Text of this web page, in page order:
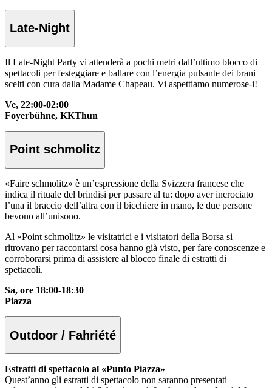
Late-Night
Il Late-Night Party vi attenderà a pochi metri dall’ultimo blocco di
spettacoli per festeggiare e ballare con l’energia pulsante dei brani
scelti con cura dalla Madame Chapeau. Vi aspettiamo numerose-i!
Ve, 22:00-02:00
Foyerbühne, KKThun
Point schmolitz
«Faire schmolitz» è un’espressione della Svizzera francese che
indica il rituale del brindisi per passare al tu: dopo aver incrociato
l’una il braccio dell’altra con il bicchiere in mano, le due persone
bevono all’unisono.
Al «Point schmolitz» le visitatrici e i visitatori della Borsa si
ritrovano per raccontarsi cosa hanno già visto, per fare conoscenze e
corroborarsi prima di assistere al blocco finale di estratti di
spettacoli.
Sa, ore 18:00-18:30
Piazza
Outdoor / Fahriété
Estratti di spettacolo al «Punto Piazza»
Quest’anno gli estratti di spettacolo non saranno presentati